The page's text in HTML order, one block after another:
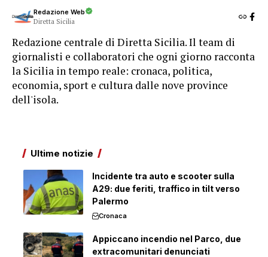
Redazione Web
Diretta Sicilia
Redazione centrale di Diretta Sicilia. Il team di
giornalisti e collaboratori che ogni giorno racconta
la Sicilia in tempo reale: cronaca, politica,
economia, sport e cultura dalle nove province
dell'isola.
Ultime notizie
Incidente tra auto e scooter sulla
A29: due feriti, traffico in tilt verso
Palermo
Cronaca
Appiccano incendio nel Parco, due
extracomunitari denunciati